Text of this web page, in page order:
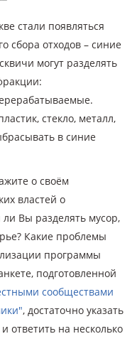
стали появляться
сбора отходов – синие
могут разделять
стекло, металл,
в синие
о своём
властей о
ли Вы разделять мусор,
Какие проблемы
программы
подготовленной
сообществами
, достаточно указать
ответить на несколько